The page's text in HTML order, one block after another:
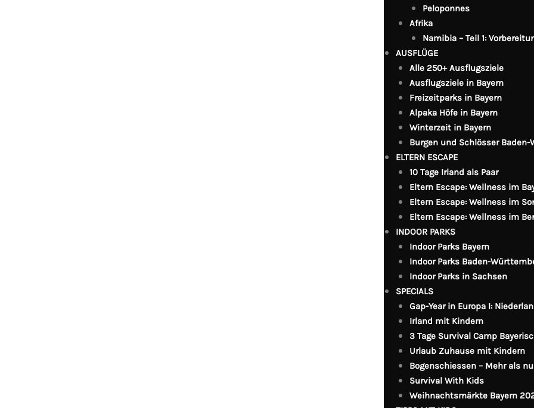
Peloponnes
Afrika
Namibia – Teil 1:
AUSFLÜGE
Alle 250+ Ausflugsziele
Ausflugsziele in Bayern
Freizeitparks in Bayern
Alpaka Höfe in Bayern
Winterzeit in Bayern
Burgen und Schlösser
ELTERN ESCAPE
10 Tage Irland als Paar
Eltern Escape: Wellness im
Eltern Escape: Wellness im
Eltern Escape: Wellness im
INDOOR PARKS
Indoor Parks Bayern
Indoor Parks Baden-
Indoor Parks in Sachsen
SPECIALS
Gap-Year in Europa I:
Irland mit Kindern
3 Tage Survival Camp
Urlaub Zuhause mit Kindern
Bogenschiessen – Mehr als
Survival With Kids
Weihnachtsmärkte Bayern